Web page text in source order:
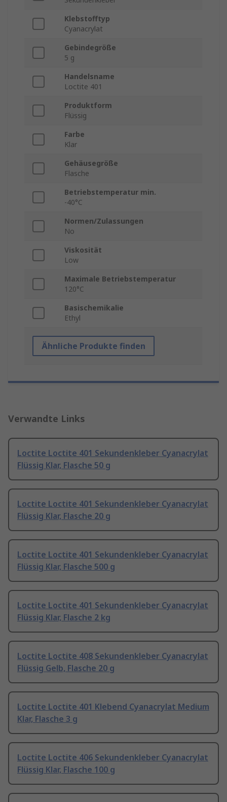
Klebstofftyp
Cyanacrylat
Gebindegröße
5 g
Handelsname
Loctite 401
Produktform
Flüssig
Farbe
Klar
Gehäusegröße
Flasche
Betriebstemperatur min.
-40°C
Normen/Zulassungen
No
Viskosität
Low
Maximale Betriebstemperatur
120°C
Basischemikalie
Ethyl
Ähnliche Produkte finden
Verwandte Links
Loctite Loctite 401 Sekundenkleber Cyanacrylat
Flüssig Klar, Flasche 50 g
Loctite Loctite 401 Sekundenkleber Cyanacrylat
Flüssig Klar, Flasche 20 g
Loctite Loctite 401 Sekundenkleber Cyanacrylat
Flüssig Klar, Flasche 500 g
Loctite Loctite 401 Sekundenkleber Cyanacrylat
Flüssig Klar, Flasche 2 kg
Loctite Loctite 408 Sekundenkleber Cyanacrylat
Flüssig Gelb, Flasche 20 g
Loctite Loctite 401 Klebend Cyanacrylat Medium
Klar, Flasche 3 g
Loctite Loctite 406 Sekundenkleber Cyanacrylat
Flüssig Klar, Flasche 100 g